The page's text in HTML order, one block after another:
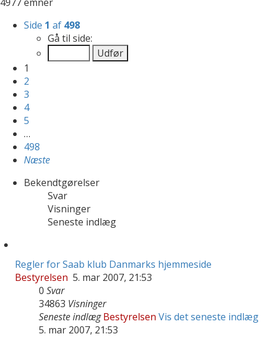
Side 1 af 498
Gå til side:
1
2
3
4
5
…
498
Næste
Bekendtgørelser
Svar
Visninger
Seneste indlæg
Regler for Saab klub Danmarks hjemmeside
Bestyrelsen 5. mar 2007, 21:53
0 Svar
34863 Visninger
Seneste indlægBestyrelsen Vis det seneste indlæg
5. mar 2007, 21:53